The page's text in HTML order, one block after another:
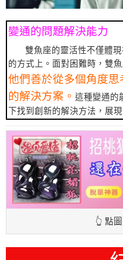
變通的問題解決能力
雙魚座的靈活性不僅體
的方式上。面對困難時，雙
他們善於從多個角度
的解決方案。 這種變通的
下找到創新的解決方法，展
👆 點